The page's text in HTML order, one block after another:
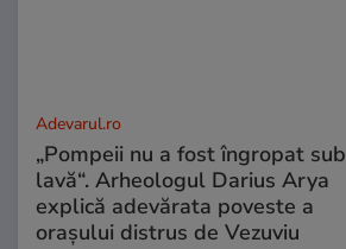
Adevarul.ro
„Pompeii nu a fost îngropat sub
lavă“. Arheologul Darius Arya
explică adevărata poveste a
orașului distrus de Vezuviu